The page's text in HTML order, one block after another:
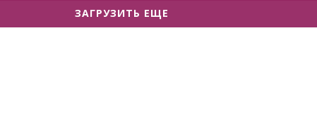
ЗАГРУЗИТЬ ЕЩЕ